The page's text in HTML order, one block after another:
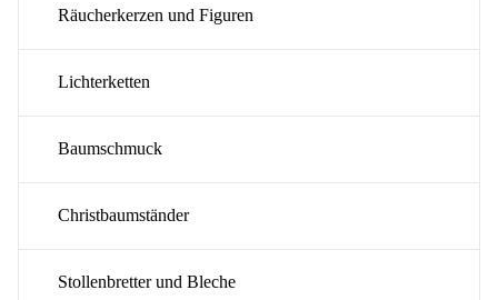
Räucherkerzen und Figuren
Lichterketten
Baumschmuck
Christbaumständer
Stollenbretter und Bleche